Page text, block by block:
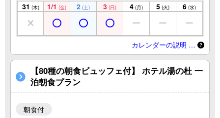
31 (木) 1/1 (金) 2 (土) 3 (日) 4 (月) 5 (火) 6 (水)
カレンダーの説明 …
【80種の朝食ビュッフェ付】 ホテル湯の杜 一
泊朝食プラン
朝食付